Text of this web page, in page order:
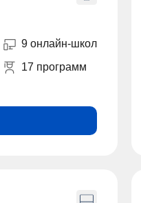
9 онлайн-школ
17 программ